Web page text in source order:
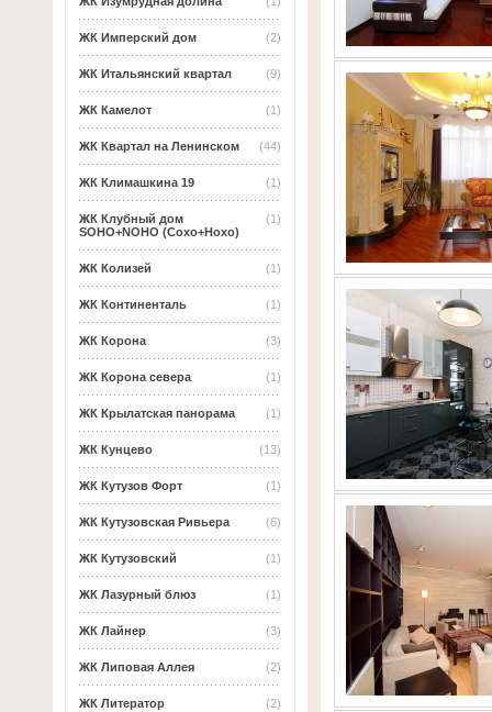
(2)
ЖК Имперский дом
(9)
ЖК Итальянский квартал
(1)
ЖК Камелот
(44)
ЖК Квартал на Ленинском
(1)
ЖК Климашкина 19
(1)
ЖК Клубный дом
SOHO+NOHO (Сохо+Нохо)
(1)
ЖК Колизей
(1)
ЖК Континенталь
(3)
ЖК Корона
(1)
ЖК Корона севера
(1)
ЖК Крылатская панорама
(13)
ЖК Кунцево
(1)
ЖК Кутузов Форт
(6)
ЖК Кутузовская Ривьера
(1)
ЖК Кутузовский
(1)
ЖК Лазурный блюз
(3)
ЖК Лайнер
(2)
ЖК Липовая Аллея
(2)
ЖК Литератор